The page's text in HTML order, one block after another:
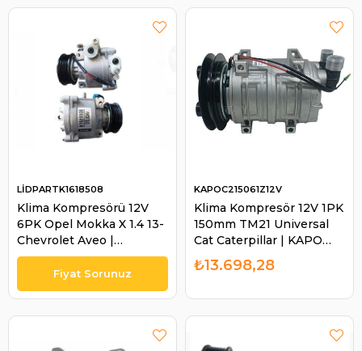
Klima Kompresörü 12V
6PK Opel Mokka X 1.4 13-
Chevrolet Aveo |
LİDPART K1618508
LİDPARTK1618508
Klima Kompresör 12V 1PK
150mm TM21 Universal
Cat Caterpillar | KAPO
C215061Z12V
KAPOC215061Z12V
₺13.698,28